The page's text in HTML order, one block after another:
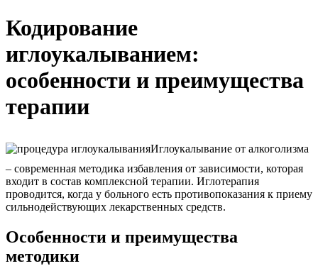
Кодирование
иглоукалыванием:
особенности и преимущества
терапии
Иглоукалывание от алкоголизма
– современная методика избавления от зависимости, которая
входит в состав комплексной терапии. Иглотерапия
проводится, когда у больного есть противопоказания к приему
сильнодействующих лекарственных средств.
Особенности и преимущества
методики